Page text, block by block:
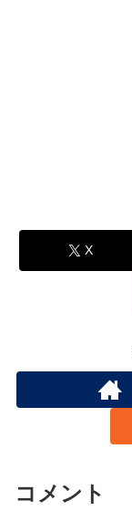
X
コメント